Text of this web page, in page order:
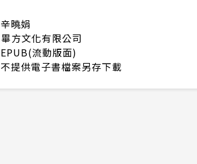
辛曉娟
畢方文化有限公司
EPUB(流動版面)
不提供電子書檔案另存下載